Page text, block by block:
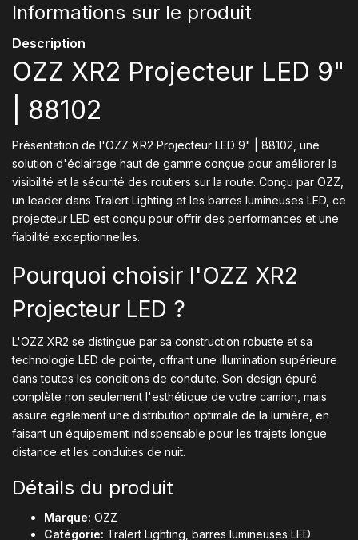
Informations sur le produit
Description
OZZ XR2 Projecteur LED 9"
| 88102
Présentation de l'OZZ XR2 Projecteur LED 9" | 88102, une
solution d'éclairage haut de gamme conçue pour améliorer la
visibilité et la sécurité des routiers sur la route. Conçu par OZZ,
un leader dans Tralert Lighting et les barres lumineuses LED, ce
projecteur LED est conçu pour offrir des performances et une
fiabilité exceptionnelles.
Pourquoi choisir l'OZZ XR2
Projecteur LED ?
L'OZZ XR2 se distingue par sa construction robuste et sa
technologie LED de pointe, offrant une illumination supérieure
dans toutes les conditions de conduite. Son design épuré
complète non seulement l'esthétique de votre camion, mais
assure également une distribution optimale de la lumière, en
faisant un équipement indispensable pour les trajets longue
distance et les conduites de nuit.
Détails du produit
Marque: OZZ
Catégorie: Tralert Lighting, barres lumineuses LED